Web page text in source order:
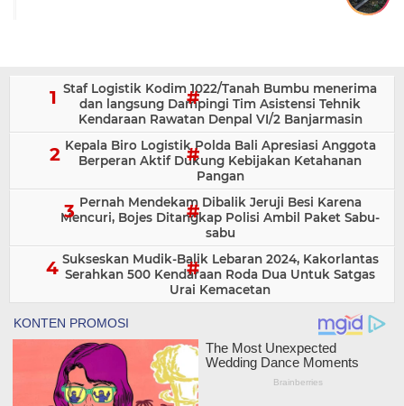
Staf Logistik Kodim 1022/Tanah Bumbu menerima
dan langsung Dampingi Tim Asistensi Tehnik
Kendaraan Rawatan Denpal VI/2 Banjarmasin
Kepala Biro Logistik Polda Bali Apresiasi Anggota
Berperan Aktif Dukung Kebijakan Ketahanan
Pangan
Pernah Mendekam Dibalik Jeruji Besi Karena
Mencuri, Bojes Ditangkap Polisi Ambil Paket Sabu-
sabu
Sukseskan Mudik-Balik Lebaran 2024, Kakorlantas
Serahkan 500 Kendaraan Roda Dua Untuk Satgas
Urai Kemacetan